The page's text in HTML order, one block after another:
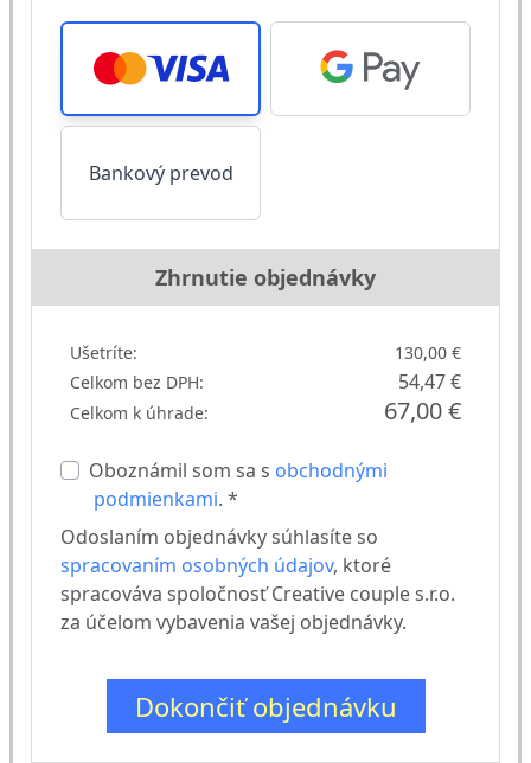
Bankový prevod
Zhrnutie objednávky
Ušetríte:
130,00 €
Celkom bez DPH:
54,47 €
Celkom k úhrade: 67,00 €
Oboznámil som sa s obchodnými
podmienkami. *
Odoslaním objednávky súhlasíte so
spracovaním osobných údajov, ktoré
spracováva spoločnosť Creative couple s.r.o.
za účelom vybavenia vašej objednávky.
Dokončiť objednávku